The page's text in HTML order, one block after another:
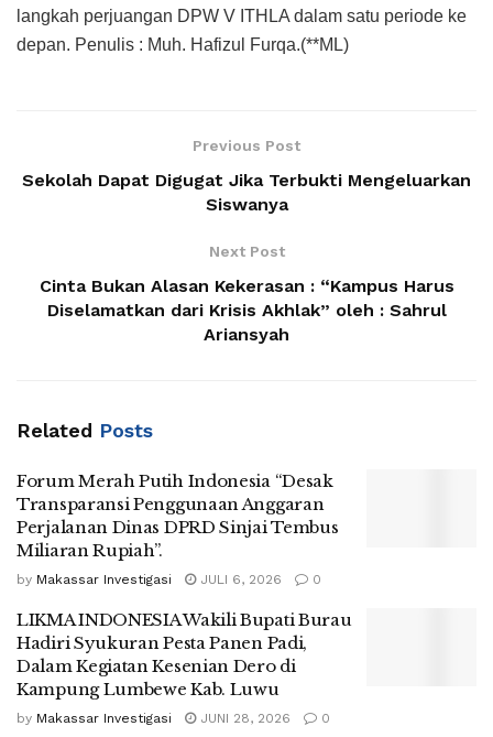
langkah perjuangan DPW V ITHLA dalam satu periode ke
depan. Penulis : Muh. Hafizul Furqa.(**ML)
Previous Post
Sekolah Dapat Digugat Jika Terbukti Mengeluarkan
Siswanya
Next Post
Cinta Bukan Alasan Kekerasan : “Kampus Harus
Diselamatkan dari Krisis Akhlak” oleh : Sahrul
Ariansyah
Related Posts
Forum Merah Putih Indonesia “Desak
Transparansi Penggunaan Anggaran
Perjalanan Dinas DPRD Sinjai Tembus
Miliaran Rupiah”.
by Makassar Investigasi JULI 6, 2026 0
LIKMA INDONESIA Wakili Bupati Burau
Hadiri Syukuran Pesta Panen Padi,
Dalam Kegiatan Kesenian Dero di
Kampung Lumbewe Kab. Luwu
by Makassar Investigasi JUNI 28, 2026 0